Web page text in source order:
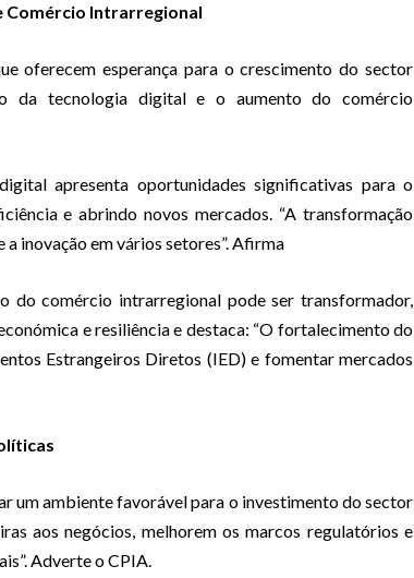
Comércio Intrarregional
oferecem esperança para o crescimento do sector
da tecnologia digital e o aumento do comércio
apresenta oportunidades significativas para o
e abrindo novos mercados. “A transformação
inovação em vários setores”. Afirma
do comércio intrarregional pode ser transformador,
e resiliência e destaca: “O fortalecimento do
Estrangeiros Diretos (IED) e fomentar mercados
um ambiente favorável para o investimento do sector
aos negócios, melhorem os marcos regulatórios e
Adverte o CPIA.